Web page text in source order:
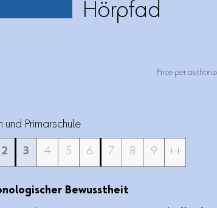
Hörpfad
Price per
und Primarschule
2 3 4 5 6 7 8 9 ++
Bewusstheit